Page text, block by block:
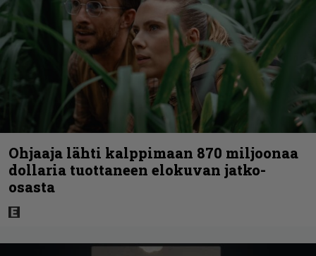
Ohjaaja lähti kalppimaan 870 miljoonaa
dollaria tuottaneen elokuvan jatko-
osasta